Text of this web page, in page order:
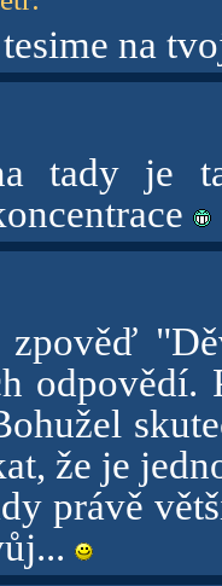
na
tady je
zpověď
odpovědí.
že je
právě